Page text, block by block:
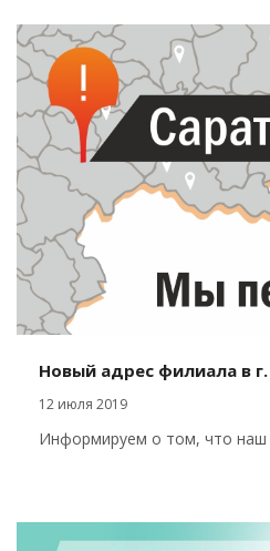
Новый адрес филиала в
12 июля 2019
Информируем о том, что наш